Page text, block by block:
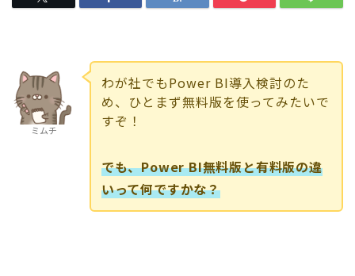
ミムチ
わが社でもPower BI導入検討のた
め、ひとまず無料版を使ってみたいで
すぞ！
でも、Power BI無料版と有料版の違
いって何ですかな？